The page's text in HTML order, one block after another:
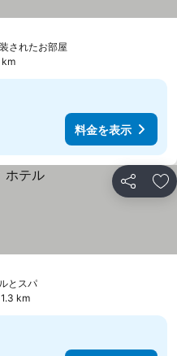
されたお部屋
km
料金を表示
シェア お
とスパ
km